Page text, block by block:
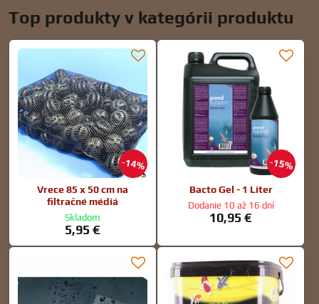
Top produkty v kategórii produktu
14%
Vrece 85 x 50 cm na
filtračné médiá
Skladom
5,95 €
15%
Bacto Gel - 1 Liter
Dodanie 10 až 16 dní
10,95 €